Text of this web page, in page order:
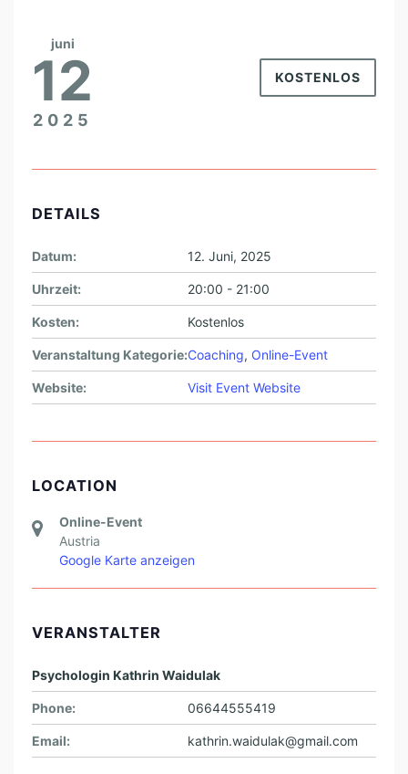
juni
12
2025
KOSTENLOS
DETAILS
Datum: 12. Juni, 2025
Uhrzeit: 20:00 - 21:00
Kosten: Kostenlos
Veranstaltung Kategorie:Coaching, Online-Event
Website: Visit Event Website
LOCATION
Online-Event
Austria
Google Karte anzeigen
VERANSTALTER
Psychologin Kathrin Waidulak
Phone: 06644555419
Email: kathrin.waidulak@gmail.com